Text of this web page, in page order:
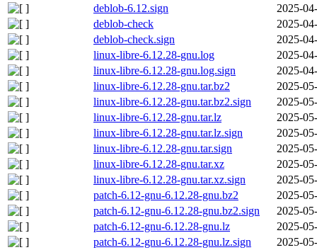
deblob-6.12.sign
2025-
deblob-check
2025-
deblob-check.sign
2025-
linux-libre-6.12.28-gnu.log
2025-
linux-libre-6.12.28-gnu.log.sign
2025-
linux-libre-6.12.28-gnu.tar.bz2
2025-
linux-libre-6.12.28-gnu.tar.bz2.sign
2025-
linux-libre-6.12.28-gnu.tar.lz
2025-
linux-libre-6.12.28-gnu.tar.lz.sign
2025-
linux-libre-6.12.28-gnu.tar.sign
2025-
linux-libre-6.12.28-gnu.tar.xz
2025-
linux-libre-6.12.28-gnu.tar.xz.sign
2025-
patch-6.12-gnu-6.12.28-gnu.bz2
2025-
patch-6.12-gnu-6.12.28-gnu.bz2.sign
2025-
patch-6.12-gnu-6.12.28-gnu.lz
2025-
patch-6.12-gnu-6.12.28-gnu.lz.sign
2025-